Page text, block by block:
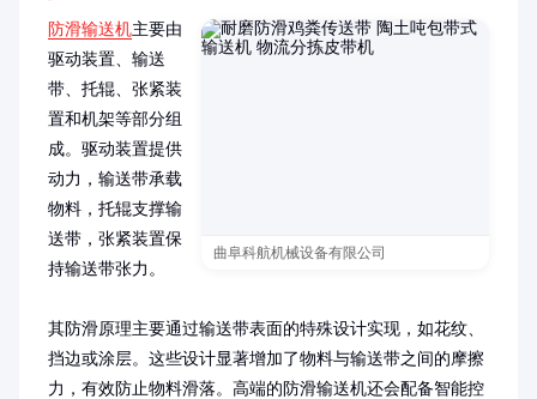
曲阜科航机械设备有限公司
防滑输送机主要由
驱动装置、输送
带、托辊、张紧装
置和机架等部分组
成。驱动装置提供
动力，输送带承载
物料，托辊支撑输
送带，张紧装置保
持输送带张力。
其防滑原理主要通过输送带表面的特殊设计实现，如花纹、
挡边或涂层。这些设计显著增加了物料与输送带之间的摩擦
力，有效防止物料滑落。高端的防滑输送机还会配备智能控